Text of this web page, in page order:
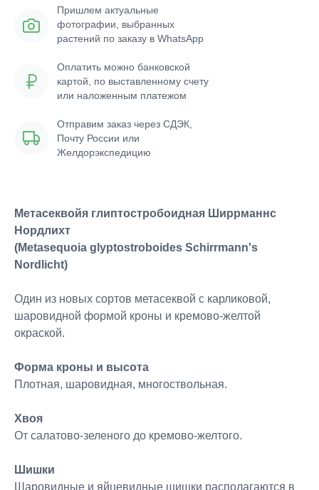
Пришлем актуальные
фотографии, выбранных
растений по заказу в WhatsApp
Отправим заказ через СДЭК,
Почту России или
Желдорэкспедицию
Оплатить можно банковской
картой, по выставленному счету
или наложенным платежом
Метасеквойя глиптостробоидная Ширрманнс
Нордлихт
(Metasequoia glyptostroboides Schirrmann's
Nordlicht)
Один из новых сортов метасеквой с карликовой,
шаровидной формой кроны и кремово-желтой
окраской.
Форма кроны и высота
Плотная, шаровидная, многоствольная.
Хвоя
От салатово-зеленого до кремово-желтого.
Шишки
Шаровидные и яйцевидные шишки располагаются в